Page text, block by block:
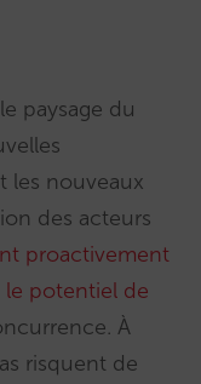
paysage du
les nouveaux
des acteurs
proactivement
potentiel de
À
risquent de